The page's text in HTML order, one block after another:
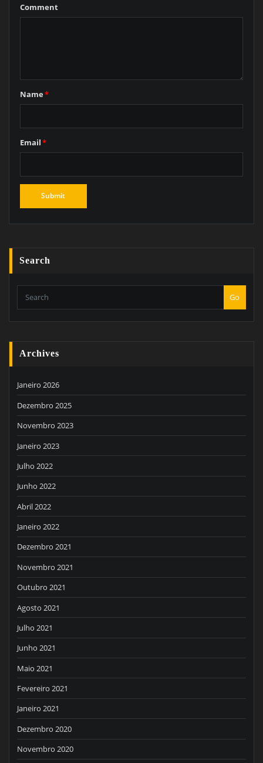
Comment
Name*
Email*
Search
Go
Archives
Janeiro 2026
Dezembro 2025
Novembro 2023
Janeiro 2023
Julho 2022
Junho 2022
Abril 2022
Janeiro 2022
Dezembro 2021
Novembro 2021
Outubro 2021
Agosto 2021
Julho 2021
Junho 2021
Maio 2021
Fevereiro 2021
Janeiro 2021
Dezembro 2020
Novembro 2020